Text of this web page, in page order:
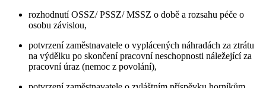
rozhodnutí OSSZ/ PSSZ/ MSSZ o době a rozsahu péče o
osobu závislou,
potvrzení zaměstnavatele o vyplácených náhradách za ztrátu
na výdělku po skončení pracovní neschopnosti náležející za
pracovní úraz (nemoc z povolání),